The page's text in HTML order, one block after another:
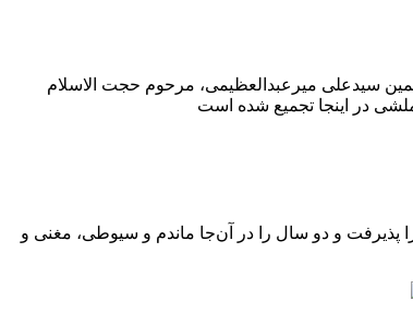
سیدعلی میرعبدالعظیمی، مرحوم حجت الاسلام
پذیرفت و دو سال را در آن‌جا ماندم و سیوطى، مغنى و